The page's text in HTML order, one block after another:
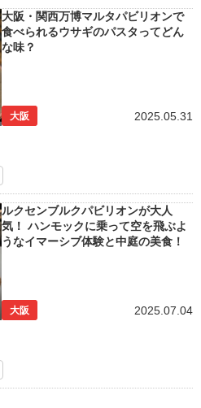
大阪・関西万博マルタパビリオンで
食べられるウサギのパスタってどん
な味？
大阪 2025.05.31
ルクセンブルクパビリオンが大人
気！ ハンモックに乗って空を飛ぶよ
うなイマーシブ体験と中庭の美食！
大阪 2025.07.04